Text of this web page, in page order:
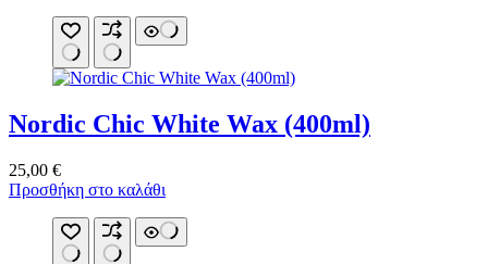
Nordic Chic White Wax (400ml)
25,00 €
Προσθήκη στο καλάθι